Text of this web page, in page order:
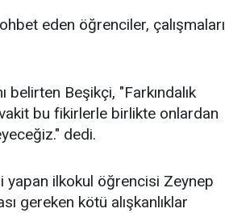
eden öğrenciler, çalışmaları
belirten Beşikçi, "Farkındalık
bu fikirlerle birlikte onlardan
dedi.
yapan ilkokul öğrencisi Zeynep
gereken kötü alışkanlıklar